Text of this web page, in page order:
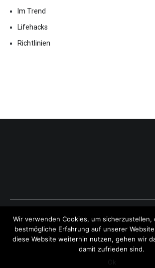
Im Trend
Lifehacks
Richtlinien
Copyright © 2026ExpressAntworten.com.
Theme:Cenote by ThemeGrill. Powered by
Wir verwenden Cookies, um sicherzustellen,
bestmögliche Erfahrung auf unserer
diese Website weiterhin nutzen, gehen wir
damit zufrieden sind.
Ok